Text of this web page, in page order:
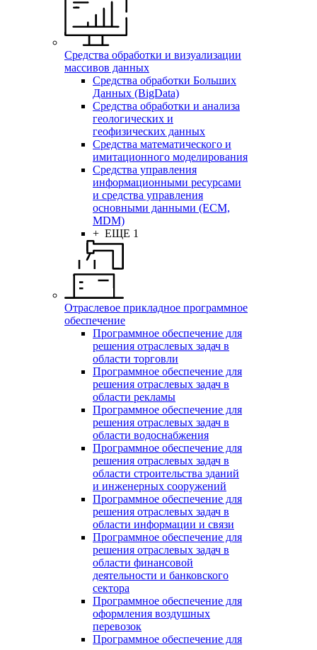
Средства обработки и визуализации
массивов данных
Средства обработки Больших
Данных (BigData)
Средства обработки и анализа
геологических и
геофизических данных
Средства математического и
имитационного моделирования
Средства управления
информационными ресурсами
и средства управления
основными данными (ECM,
MDM)
+ ЕЩЕ 1
Отраслевое прикладное программное
обеспечение
Программное обеспечение для
решения отраслевых задач в
области торговли
Программное обеспечение для
решения отраслевых задач в
области рекламы
Программное обеспечение для
решения отраслевых задач в
области водоснабжения
Программное обеспечение для
решения отраслевых задач в
области строительства зданий
и инженерных сооружений
Программное обеспечение для
решения отраслевых задач в
области информации и связи
Программное обеспечение для
решения отраслевых задач в
области финансовой
деятельности и банковского
сектора
Программное обеспечение для
оформления воздушных
перевозок
Программное обеспечение для